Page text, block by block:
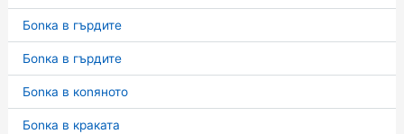
Боnка в гърдите
Боnка в гърдите
Боnка в коnяното
Боnка в краката